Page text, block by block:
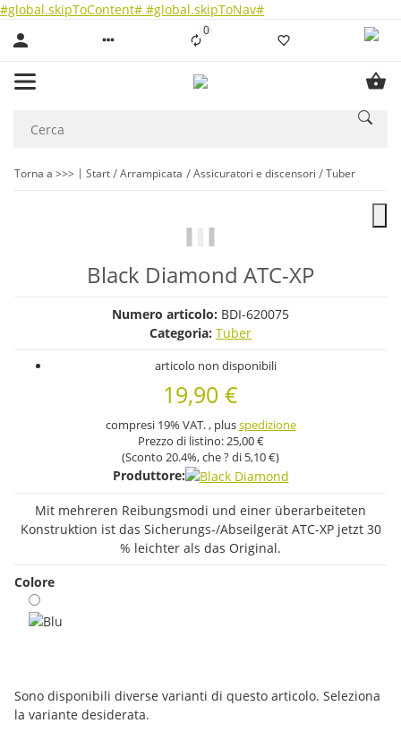
#global.skipToContent# #global.skipToNav#
0Liste ist leer
Torna a >>> Start Arrampicata Assicuratori e discensori Tuber
Black Diamond ATC-XP
Numero articolo: BDI-620075
Categoria: Tuber
articolo non disponibili
19,90 €
compresi 19% VAT. , plusspedizione
Prezzo di listino:25,00 €
(Sconto 20.4%, che ? di 5,10 €)
Produttore:
Mit mehreren Reibungsmodi und einer überarbeiteten
Konstruktion ist das Sicherungs-/Abseilgerät ATC-XP jetzt 30
% leichter als das Original.
Colore
x
Sono disponibili diverse varianti di questo articolo. Seleziona
la variante desiderata.